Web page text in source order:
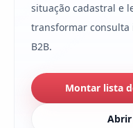
situação cadastral e
transformar consulta
B2B.
Montar lista
Abrir